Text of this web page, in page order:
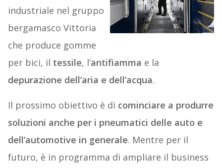
industriale nel gruppo
bergamasco Vittoria
che produce gomme
per bici, il tessile, l’antifiamma e la
depurazione dell’aria e dell’acqua.
Il prossimo obiettivo è di cominciare a produrre
soluzioni anche per i pneumatici delle auto e
dell’automotive in generale. Mentre per il
futuro, è in programma di ampliare il business